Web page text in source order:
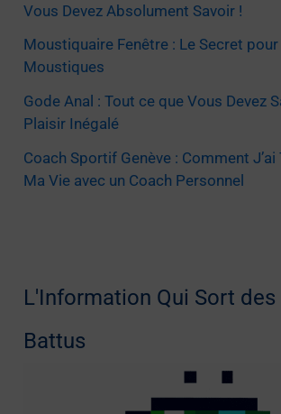
Vous Devez Absolument Savoir !
Moustiquaire Fenêtre : Le Secret pour
Moustiques
Gode Anal : Tout ce que Vous Devez
Plaisir Inégalé
Coach Sportif Genève : Comment
Ma Vie avec un Coach Personnel
L'Information Qui Sort des
Battus